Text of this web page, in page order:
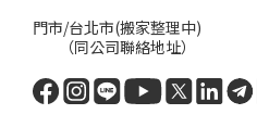
門市/台北市(搬家整理中)
（同公司聯絡地址）